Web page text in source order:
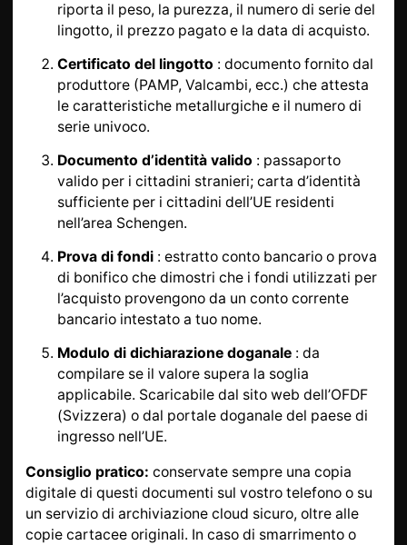
riporta il peso, la purezza, il numero di serie del
lingotto, il prezzo pagato e la data di acquisto.
Certificato del lingotto : documento fornito dal
produttore (PAMP, Valcambi, ecc.) che attesta
le caratteristiche metallurgiche e il numero di
serie univoco.
Documento d’identità valido : passaporto
valido per i cittadini stranieri; carta d’identità
sufficiente per i cittadini dell’UE residenti
nell’area Schengen.
Prova di fondi : estratto conto bancario o prova
di bonifico che dimostri che i fondi utilizzati per
l’acquisto provengono da un conto corrente
bancario intestato a tuo nome.
Modulo di dichiarazione doganale : da
compilare se il valore supera la soglia
applicabile. Scaricabile dal sito web dell’OFDF
(Svizzera) o dal portale doganale del paese di
ingresso nell’UE.
Consiglio pratico: conservate sempre una copia
digitale di questi documenti sul vostro telefono o su
un servizio di archiviazione cloud sicuro, oltre alle
copie cartacee originali. In caso di smarrimento o